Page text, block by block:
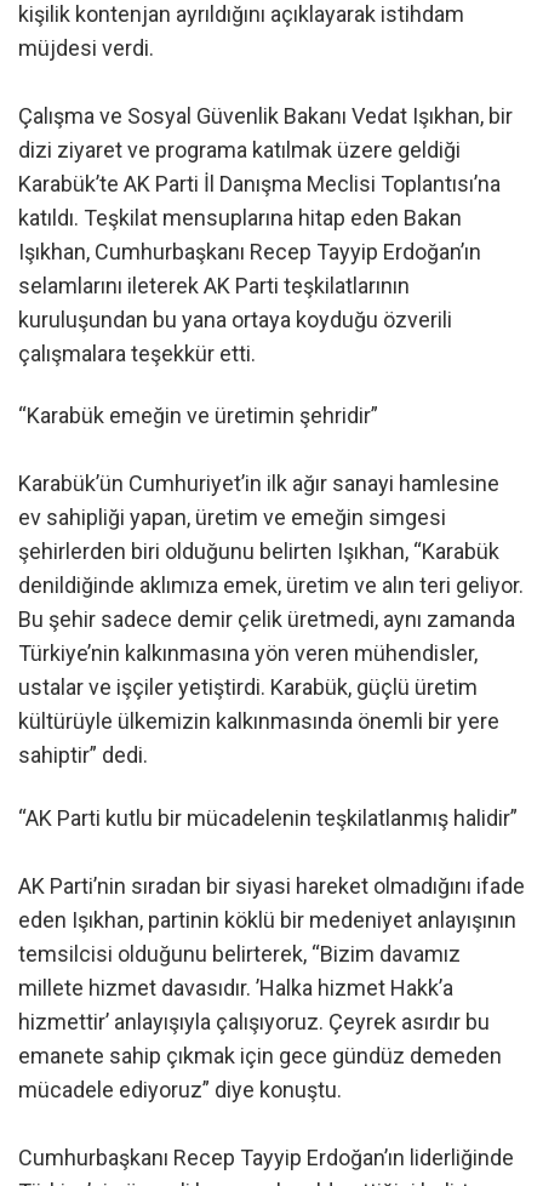
kişilik kontenjan ayrıldığını açıklayarak istihdam
müjdesi verdi.
Çalışma ve Sosyal Güvenlik Bakanı Vedat Işıkhan, bir
dizi ziyaret ve programa katılmak üzere geldiği
Karabük’te AK Parti İl Danışma Meclisi Toplantısı’na
katıldı. Teşkilat mensuplarına hitap eden Bakan
Işıkhan, Cumhurbaşkanı Recep Tayyip Erdoğan’ın
selamlarını ileterek AK Parti teşkilatlarının
kuruluşundan bu yana ortaya koyduğu özverili
çalışmalara teşekkür etti.
“Karabük emeğin ve üretimin şehridir”
Karabük’ün Cumhuriyet’in ilk ağır sanayi hamlesine
ev sahipliği yapan, üretim ve emeğin simgesi
şehirlerden biri olduğunu belirten Işıkhan, “Karabük
denildiğinde aklımıza emek, üretim ve alın teri geliyor.
Bu şehir sadece demir çelik üretmedi, aynı zamanda
Türkiye’nin kalkınmasına yön veren mühendisler,
ustalar ve işçiler yetiştirdi. Karabük, güçlü üretim
kültürüyle ülkemizin kalkınmasında önemli bir yere
sahiptir” dedi.
“AK Parti kutlu bir mücadelenin teşkilatlanmış halidir”
AK Parti’nin sıradan bir siyasi hareket olmadığını ifade
eden Işıkhan, partinin köklü bir medeniyet anlayışının
temsilcisi olduğunu belirterek, “Bizim davamız
millete hizmet davasıdır. ’Halka hizmet Hakk’a
hizmettir’ anlayışıyla çalışıyoruz. Çeyrek asırdır bu
emanete sahip çıkmak için gece gündüz demeden
mücadele ediyoruz” diye konuştu.
Cumhurbaşkanı Recep Tayyip Erdoğan’ın liderliğinde